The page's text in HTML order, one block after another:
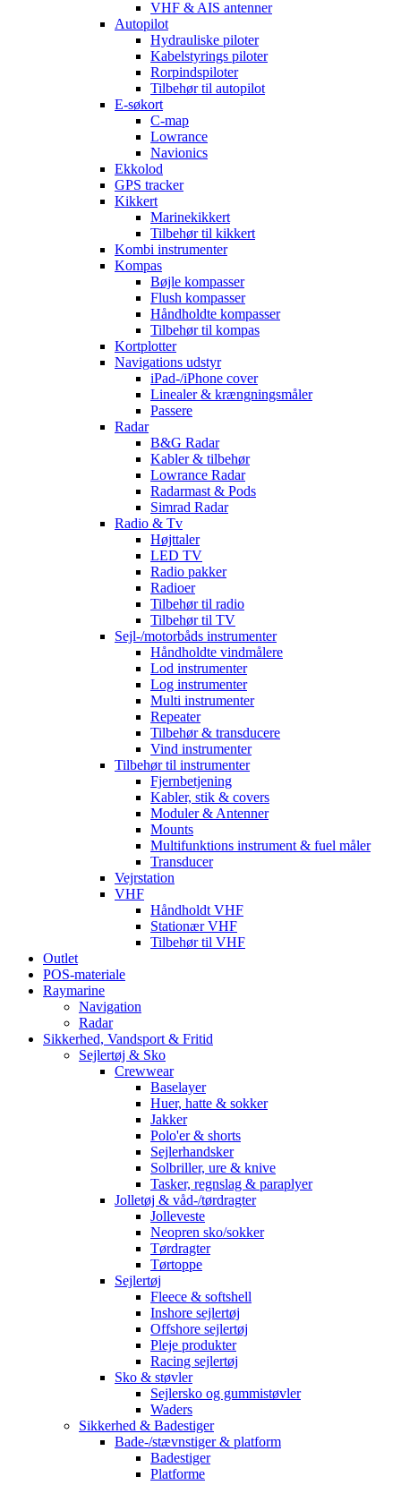
VHF & AIS antenner
Autopilot
Hydrauliske piloter
Kabelstyrings piloter
Rorpindspiloter
Tilbehør til autopilot
E-søkort
C-map
Lowrance
Navionics
Ekkolod
GPS tracker
Kikkert
Marinekikkert
Tilbehør til kikkert
Kombi instrumenter
Kompas
Bøjle kompasser
Flush kompasser
Håndholdte kompasser
Tilbehør til kompas
Kortplotter
Navigations udstyr
iPad-/iPhone cover
Linealer & krængningsmåler
Passere
Radar
B&G Radar
Kabler & tilbehør
Lowrance Radar
Radarmast & Pods
Simrad Radar
Radio & Tv
Højttaler
LED TV
Radio pakker
Radioer
Tilbehør til radio
Tilbehør til TV
Sejl-/motorbåds instrumenter
Håndholdte vindmålere
Lod instrumenter
Log instrumenter
Multi instrumenter
Repeater
Tilbehør & transducere
Vind instrumenter
Tilbehør til instrumenter
Fjernbetjening
Kabler, stik & covers
Moduler & Antenner
Mounts
Multifunktions instrument & fuel måler
Transducer
Vejrstation
VHF
Håndholdt VHF
Stationær VHF
Tilbehør til VHF
Outlet
POS-materiale
Raymarine
Navigation
Radar
Sikkerhed, Vandsport & Fritid
Sejlertøj & Sko
Crewwear
Baselayer
Huer, hatte & sokker
Jakker
Polo'er & shorts
Sejlerhandsker
Solbriller, ure & knive
Tasker, regnslag & paraplyer
Jolletøj & våd-/tørdragter
Jolleveste
Neopren sko/sokker
Tørdragter
Tørtoppe
Sejlertøj
Fleece & softshell
Inshore sejlertøj
Offshore sejlertøj
Pleje produkter
Racing sejlertøj
Sko & støvler
Sejlersko og gummistøvler
Waders
Sikkerhed & Badestiger
Bade-/stævnstiger & platform
Badestiger
Platforme